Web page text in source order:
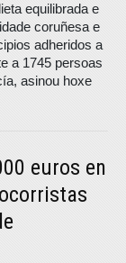
equilibrada e
coruñesa e
adheridos a
a 1745 persoas
asinou hoxe
euros en